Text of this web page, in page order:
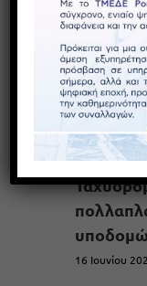
Ο
OT
16 Ιουνίου